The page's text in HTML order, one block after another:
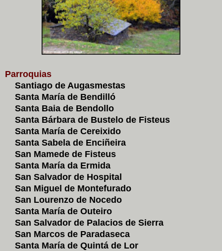
Parroquias
Santiago de Augasmestas
Santa María de Bendilló
Santa Baia de Bendollo
Santa Bárbara de Bustelo de Fisteus
Santa María de Cereixido
Santa Sabela de Enciñeira
San Mamede de Fisteus
Santa María da Ermida
San Salvador de Hospital
San Miguel de Montefurado
San Lourenzo de Nocedo
Santa María de Outeiro
San Salvador de Palacios de Sierra
San Marcos de Paradaseca
Santa María de Quintá de Lor